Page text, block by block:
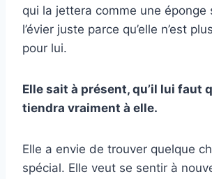
qui la jettera comme une éponge
l’évier juste parce qu’elle n’est
pour lui.
Elle sait à présent, qu’il lui faut
tiendra vraiment à elle.
Elle a envie de trouver quelque
spécial. Elle veut se sentir à